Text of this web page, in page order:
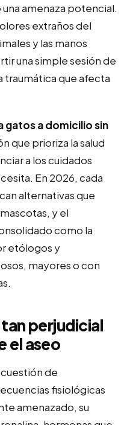
amenaza potencial.
extraños del
y las manos
una simple sesión de
traumática que afecta
gatos a domicilio sin
que prioriza la salud
a los cuidados
En 2026, cada
alternativas que
y el
como la
etólogos y
mayores o con
perjudicial
el aseo
de
fisiológicas
amenazado, su